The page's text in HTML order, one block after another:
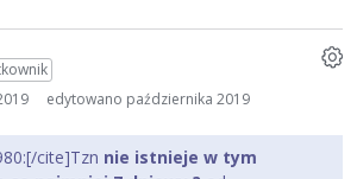
edytowano października 2019
cite]Tzn nie istnieje w tym